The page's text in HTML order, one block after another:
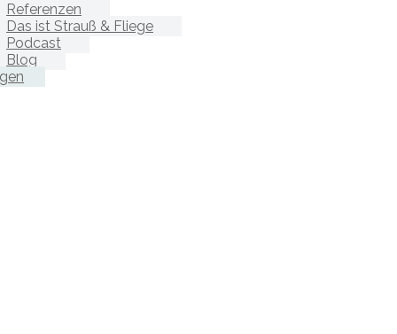
Referenzen
Das ist Strauß & Fliege
Podcast
Blog